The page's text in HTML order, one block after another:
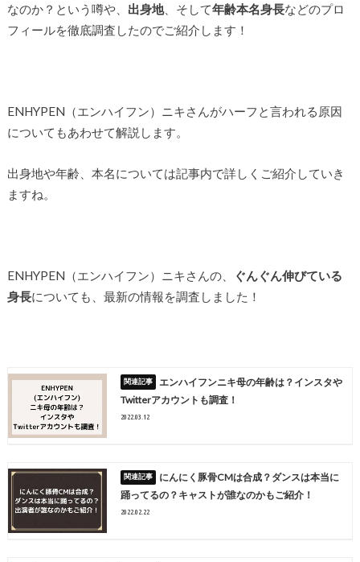
なのか？という噂や、 出身地、そして年齢本名身長などのプロ
フィールを徹底調査したのでご紹介します！
ENHYPEN（エンハイフン）ニキさんがハーフと言われる原因
についてもあわせて解説します。
出身地や年齢、本名については記事内で詳しくご紹介していき
ますね。
ENHYPEN（エンハイフン）ニキさんの、
ぐんぐん伸びている
身長についても、最新の情報を調査しました！
エンハイフンニキ母の年齢は？インスタや
Twitterアカウントも調査！
2022.03.12
にんにく豚骨CMは合成？ダンスは本当に
踊ってるの？キャストが誰なのかもご紹介！
2022.02.22